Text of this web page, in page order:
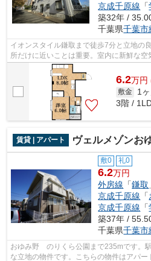
京成千原線 「
築32年 /
千葉県千葉市
イオンスタイル鎌取まで徒歩7分と立地の
所だけに近いことは重要。室内に新鮮な空
な物件です。最上階のマンションです。...
6.2万円
敷金 1ヶ
3階 /
賃貸 | アパート ヴェルメゾンお
敷0 礼0
6.2万円
外房線 「鎌取
京成千原線 「
京成千原線 「
築37年 /
千葉県千葉市
おゆみ野 のりくら公園まで235mです。
な立地の物件です。こちらの物件はアパ